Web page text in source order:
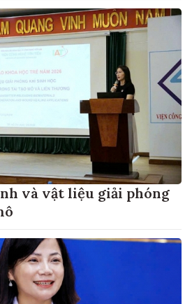
và vật liệu giải phóng